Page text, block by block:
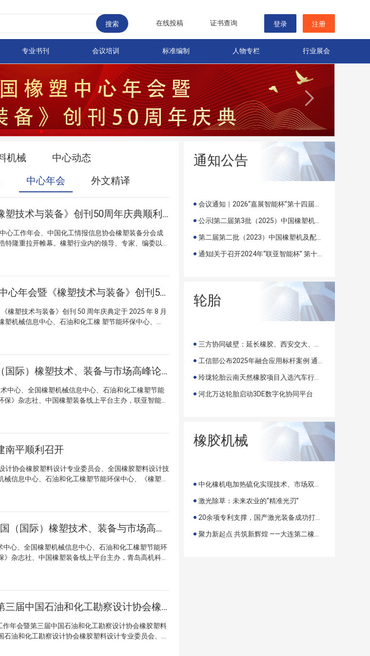
搜索 在线投稿 证书查询 登录 注册
专业书刊 会议培训 标准编制 人物专栏 行业展会
机械
中心动态
中心年会 外文精译
2025年全国橡塑中心工作年会暨《橡塑技术与装备》创刊50周年庆典顺利召开
工作年会、中国化工情报信息协会橡塑装备分会成
隆重拉开帷幕。橡塑行业内的领导、专家、编委以及
幕词，并作了主旨发言。在发言中，郑玉胜先生详
别致以热情洋溢的欢迎辞，诚挚地表达了对各位来宾
欢迎辞 中国化工情报信息协会副会长刘宇先生宣读
协会副会长齐福海先生、橡塑装备分会代表常务副理
问、中国橡胶工业协会原会长鞠洪振先生在会上所作
的发展前景进行了展望。中国化工情报信息协会副会
长齐福海先生致辞橡塑装备分会代表常务副理事长魏
题发言 在三个中心平台工作报告环节，中国化工情
装备》王玺主编以及中国石油和化工勘察设计协会橡
度工作报告，从多个维度全方位展示了全国橡塑中心
事长作工作报告《橡塑技术与装备》王玺主编作工
，还有为《橡塑技术与装备》五十年发展作出卓越贡
。随后，魏霞副理事长为本次会议的承办单位内蒙古
2024年度优秀信息单位颁奖现场2023-2024年度优秀
配套行业“优质产品”颁奖现场第二届第3批“（2025）
策橡胶（天津）有限公司资深副总经理王其营作了
术有限公司总经理焦清国介绍了《橡塑装备软件发展的
作了《智能化高压开关、储能产品方案及储能项目投
沿技术与发展动态，让与会代表眼前一亮。 当天
积极为行业发展建言献策，现场气氛热烈。 值得
50周年纪念册和资料汇编，为大家留下了一份珍贵的
起了一个交流与合作的重要平台，更是恰逢中国化
装备》创刊 50 周年的重要节点。中国化工情报信息协
专业、系统的组织引领，将汇聚各方资源，促进企
展开辟更广阔的空间。 《橡塑技术与装备》创刊 5
会议通知|关于召开2025年全国橡塑中心年会暨《橡塑技术与装备》创刊50周年庆典的通知
塑技术与装备》创刊 50 周年庆典定于 2025 年 8 月
机械信息中心、石油和化工橡 塑节能环保中心、
心的专委（技术）委员、专家、资深顾问、高级顾
状与今后发展创新之路； 2.成员单位经验交流及新
秀信息工作者； 5.《橡塑技术与装备》杂志创刊 50
作 设想，表彰 2023～2024 年度优秀编委； 6.橡塑
度工作设想； 7.表彰标准化工作先进个人； 8.表
14 日全天报到，8 月 15～16 日开会，8 月 17 日代表
地址：内蒙古自治区呼和浩特市赛罕区呼伦贝尔南路
相关注意事项 1.会议费 2000 元/人，开具“增值
位：北京中新智创橡塑装备科技有限公司 开户银
047 810 801 （来款请注明“会议费”） 如到会
表自行前往酒店，请见谅。 大会 8 月 14 日报到
系人：魏 霞（18911556361 同微信） 橡塑技术
微信） 地址：北京市海淀区兰德华庭8-3-101 电
crte@chinarpte.com请参会人员将回执填妥后，
2024 年“联亚智能杯”第十三届中国（国际）橡塑技术、装备与市场高峰论坛在淮安圆满落幕
心、全国橡塑机械信息中心、石油和化工橡塑节能
》杂志社、中国橡塑装备线上平台主办，联亚智能科
、橡胶机械、橡胶制品、相关配套企业资深人士和主
设计技术中心郑玉胜主任、联亚智能科技（苏州）有
会原会长鞠洪振先生、中国石油和化学工业联合会赵彩
塑料设计技术中心主任郑玉胜先生致开幕词主旨发言
玉胜先生首先代表本届论坛的主办方，向所有与会代
全球经济环境日益复杂多变的当下，本次会议的目标
策略以推动中国橡塑工业的快速发展。联亚智能科技
府副区长仁青卓玛女士致欢迎辞经济开发区主任刘兴
先生致辞中国石油和化工勘察设计协会副理事长齐福海
言 接下来，联亚智能科技（苏州）有限公司的总裁
先生、中国石油和化工勘察设计协会副理事长齐福海
，并表示我们正在走向自动化、智能化、品牌化的光
新、智能制造、绿色发展、数字应用、品牌打造”等议
来行业普遍关注的焦点、挑战与发展需求精心策划
南平顺利召开
协会橡胶塑料设计专业委员会、全国橡胶塑料设计技
信息中心、石油和化工橡塑节能环保中心、《橡塑技
顺利召开。参加这次会议的代表有国内橡塑行业的权
、宽领域过渡和专、精、特、新模式发展的趋势，以
较完善的橡胶加工工程标准体系等，最后，郑主任表示
台就坐的各位领导 随后，建阳龙翔董事长兼总经理
福海先生、中国化工情报信息协会副会长刘宇先生、
遇和面临的难题,并对行业发展提出了殷切的期望。
了汇报。首先，中国石油和化工勘察设计协会橡胶
委员会的工作作了汇报，并就换届筹备工作及新一届
主任宣读了中国石油和化工勘察设计协会关于中国石
案的批复文件，与会委员经过表决一致通过了王立杰
朱业胜等12人任副主任委员，另外还通过了专委委员
2022年 “青科大·高机杯” 第十二届中国（国际）橡塑技术、装备与市场高峰论坛在太原顺利召开
、全国橡塑机械信息中心、石油和化工橡塑节能环
杂志社、中国橡塑装备线上平台主办，青岛高机科技
这次会议的代表有国内橡塑行业的权威专家、学术界
先生、中国橡胶工业协会原会长鞠洪振先生、中国石
先生和全国橡塑机械信息中心资深顾问陈春林先生。
先代表本届论坛的主办方对各位参会代表给予的大力
划创新新格局 构建高质新发展”，并介绍了当前我国的
2019年度全国橡塑中心工作年会暨第三届中国石油和化工勘察设计协会橡胶塑料设计专业委员会换届会顺利召开
会暨第三届中国石油和化工勘察设计协会橡胶塑料
油和化工勘察设计协会橡胶塑料设计专业委员会、全
通知公告
会议通知｜2026“嘉展智能杯”第十四届中国（国际）橡塑技术、装备与市场研讨会重磅启幕
公示|第二届第3批（2025）中国橡塑机及配套行业“优质、创新产品”评价结果公示
第二届第二批（2023）中国橡塑机及配套行业 “优质、创新产品”评价结果公示
通知|关于召开2024年“联亚智能杯” 第十三届中国（国际）橡塑技术、装备与市场高峰论坛
轮胎
三方协同破壁：延长橡胶、西安交大、吉利共推生物基轮胎产业化
工信部公布2025年融合应用标杆案例 通用股份智能配送系统入选
玲珑轮胎云南天然橡胶项目入选汽车行业可持续发展最佳实践
河北万达轮胎启动3DE数字化协同平台
橡胶机械
中化橡机电加热硫化实现技术、市场双突破
激光除草：未来农业的“精准光刃”
20余项专利支撑，国产激光装备成功打入国际市场
聚力新起点 共筑新辉煌 ——大连第二橡塑机械有限公司 38 周年庆典暨二期启幕盛典圆满成功